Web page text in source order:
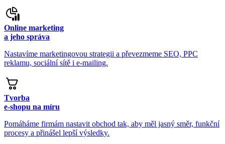
Online marketing
a jeho správa
Nastavíme marketingovou strategii a převezmeme SEO, PPC
reklamu, sociální sítě i e-mailing.
Tvorba
e-shopu na míru
Pomáháme firmám nastavit obchod tak, aby měl jasný směr, funkční
procesy a přinášel lepší výsledky.